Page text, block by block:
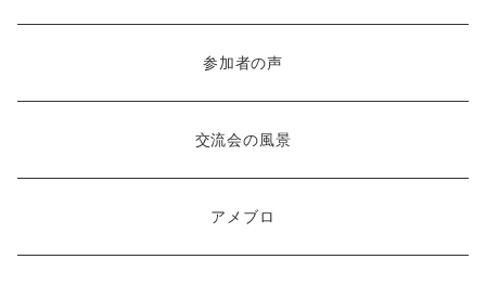
参加者の声
交流会の風景
アメブロ